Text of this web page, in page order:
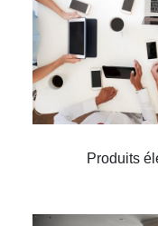
Produits